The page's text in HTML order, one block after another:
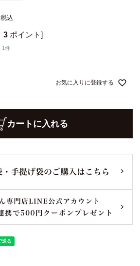
税込
3 ポイント]
1件
お気に入りに登録する
カートに入れる